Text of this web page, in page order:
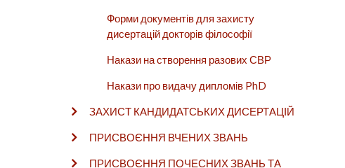
Форми документів для захисту
дисертацій докторів філософії
Накази на створення разових СВР
Накази про видачу дипломів PhD
ЗАХИСТ КАНДИДАТСЬКИХ ДИСЕРТАЦІЙ
ПРИСВОЄННЯ ВЧЕНИХ ЗВАНЬ
ПРИСВОЄННЯ ПОЧЕСНИХ ЗВАНЬ ТА